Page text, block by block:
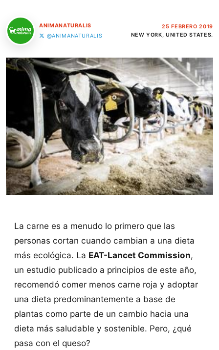
ANIMANATURALIS
@ANIMANATURALIS
25 FEBRERO 2019
NEW YORK, UNITED STATES.
La carne es a menudo lo primero que las
personas cortan cuando cambian a una dieta
más ecológica. La EAT-Lancet Commission,
un estudio publicado a principios de este año,
recomendó comer menos carne roja y adoptar
una dieta predominantemente a base de
plantas como parte de un cambio hacia una
dieta más saludable y sostenible. Pero, ¿qué
pasa con el queso?